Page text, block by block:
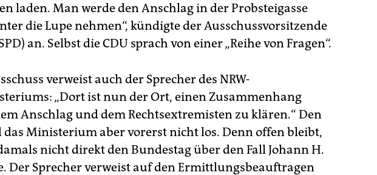
laden. Man werde den Anschlag in der Probsteigasse
die Lupe nehmen“, kündigte der Ausschussvorsitzende
an. Selbst die CDU sprach von einer „Reihe von Fragen“.
verweist auch der Sprecher des NRW-
„Dort ist nun der Ort, einen Zusammenhang
Anschlag und dem Rechtsextremisten zu klären.“ Den
Ministerium aber vorerst nicht los. Denn offen bleibt,
nicht direkt den Bundestag über den Fall Johann H.
Der Sprecher verweist auf den Ermittlungsbeauftragen